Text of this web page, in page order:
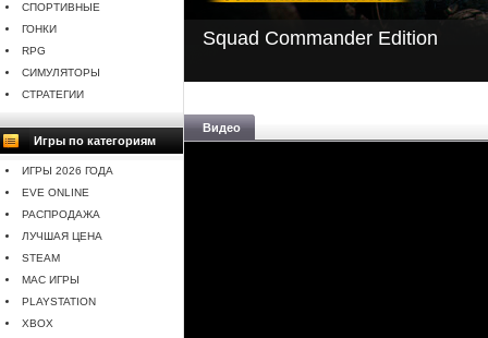
СПОРТИВНЫЕ
ГОНКИ
RPG
СИМУЛЯТОРЫ
СТРАТЕГИИ
Игры по категориям
ИГРЫ 2026 ГОДА
EVE ONLINE
РАСПРОДАЖА
ЛУЧШАЯ ЦЕНА
STEAM
MAC ИГРЫ
PLAYSTATION
XBOX
Squad Commander Edition
Видео